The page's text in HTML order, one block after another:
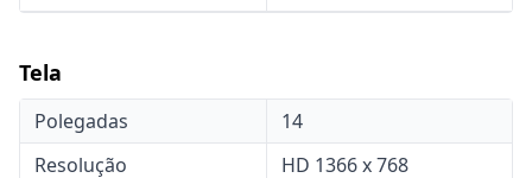
Tela
Polegadas
14
Resolução
HD 1366 x 768